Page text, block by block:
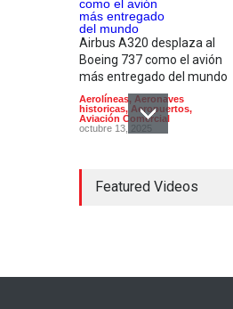
Airbus A320 desplaza al
Boeing 737 como el avión
más entregado del mundo
Aerolíneas, Aeronaves
historicas, Aeropuertos,
Aviación Comercial
octubre 13, 2025
sostenible X-66 de la NASA
Featured Videos